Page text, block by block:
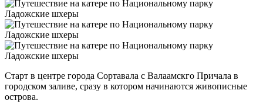
Старт в центре города Сортавала с Валаамскго Причала в
городском заливе, сразу в котором начинаются живописные
острова.